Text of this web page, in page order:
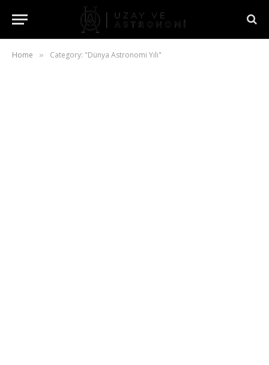
Home » Category: "Dünya Astronomi Yılı"